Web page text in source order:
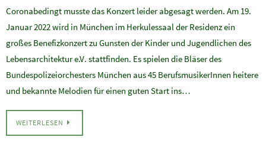
Coronabedingt musste das Konzert leider abgesagt werden. Am 19.
Januar 2022 wird in München im Herkulessaal der Residenz ein
großes Benefizkonzert zu Gunsten der Kinder und Jugendlichen des
Lebensarchitektur e.V. stattfinden. Es spielen die Bläser des
Bundespolizeiorchesters München aus 45 BerufsmusikerInnen heitere
und bekannte Melodien für einen guten Start ins…
WEITERLESEN